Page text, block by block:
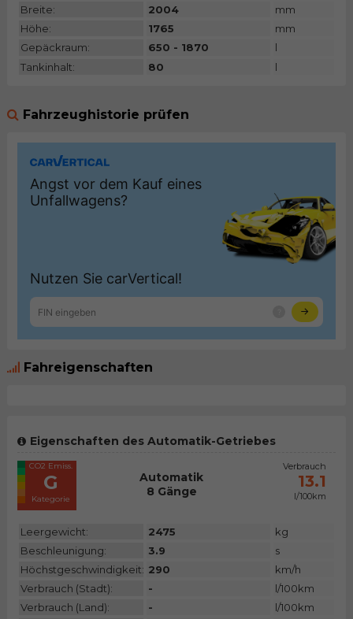
Breite:
2004
mm
Höhe:
1765
mm
Gepäckraum:
650 - 1870
l
Tankinhalt:
80 l
Fahrzeughistorie prüfen
Fahreigenschaften
Eigenschaften des Automatik-Getriebes
CO2 Emiss.
G
Kategorie
Automatik
8 Gänge
Verbrauch
13.1
l/100km
Leergewicht: 2475
kg
Beschleunigung:
3.9
s
Höchstgeschwindigkeit: 290
km/h
Verbrauch (Stadt):
-
l/100km
Verbrauch (Land):
-
l/100km